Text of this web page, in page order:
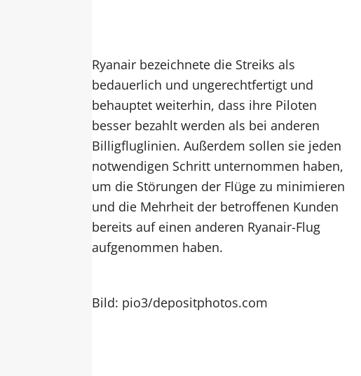
Ryanair bezeichnete die Streiks als
bedauerlich und ungerechtfertigt und
behauptet weiterhin, dass ihre Piloten
besser bezahlt werden als bei anderen
Billigfluglinien. Außerdem sollen sie jeden
notwendigen Schritt unternommen haben,
um die Störungen der Flüge zu minimieren
und die Mehrheit der betroffenen Kunden
bereits auf einen anderen Ryanair-Flug
aufgenommen haben.
Bild: pio3/depositphotos.com